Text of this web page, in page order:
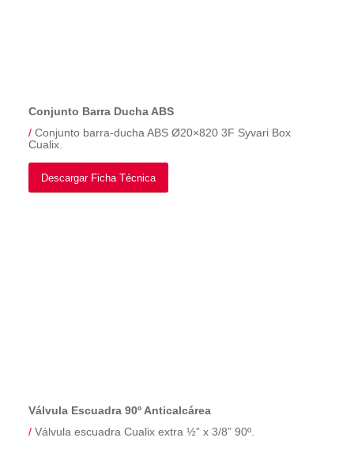
Conjunto Barra Ducha ABS
/Conjunto barra-ducha ABS Ø20×820 3F Syvari Box
Cualix.
Descargar Ficha Técnica
Válvula Escuadra 90º Anticalcárea
/Válvula escuadra Cualix extra ½” x 3/8” 90º.